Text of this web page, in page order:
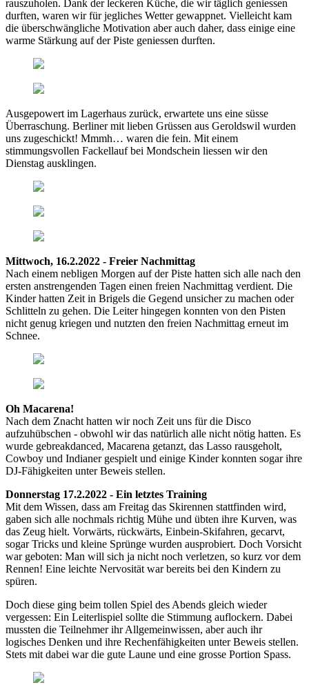
rauszuholen. Dank der leckeren Küche, die wir täglich geniessen
durften, waren wir für jegliches Wetter gewappnet. Vielleicht kam
die überschwängliche Motivation aber auch daher, dass einige eine
warme Stärkung auf der Piste geniessen durften.
Ausgepowert im Lagerhaus zurück, erwartete uns eine süsse
Überraschung. Berliner mit lieben Grüssen aus Geroldswil wurden
uns zugeschickt! Mmmh… waren die fein. Mit einem
stimmungsvollen Fackellauf bei Mondschein liessen wir den
Dienstag ausklingen.
Mittwoch, 16.2.2022 - Freier Nachmittag
Nach einem nebligen Morgen auf der Piste hatten sich alle nach den
ersten anstrengenden Tagen einen freien Nachmittag verdient. Die
Kinder hatten Zeit in Brigels die Gegend unsicher zu machen oder
Schlitteln zu gehen. Die Leiter hingegen konnten von den Pisten
nicht genug kriegen und nutzten den freien Nachmittag erneut im
Schnee.
Oh Macarena!
Nach dem Znacht hatten wir noch Zeit uns für die Disco
aufzuhübschen - obwohl wir das natürlich alle nicht nötig hatten. Es
wurde gebreakdanced, Macarena getanzt, das Lasso rausgeholt,
Cowboy und Indianer gespielt und einige Kinder konnten sogar ihre
DJ-Fähigkeiten unter Beweis stellen.
Donnerstag 17.2.2022 - Ein letztes Training
Mit dem Wissen, dass am Freitag das Skirennen stattfinden wird,
gaben sich alle nochmals richtig Mühe und übten ihre Kurven, was
das Zeug hielt. Vorwärts, rückwärts, Einbein-Skifahren, gecarvt,
sogar Tricks und kleine Sprünge wurden ausprobiert. Doch Vorsicht
war geboten: Man will sich ja nicht noch verletzen, so kurz vor dem
Rennen! Eine leichte Nervosität war bereits bei den Kindern zu
spüren.
Doch diese ging beim tollen Spiel des Abends gleich wieder
vergessen: Ein Leiterlispiel sollte die Stimmung auflockern. Dabei
mussten die Teilnehmer ihr Allgemeinwissen, aber auch ihr
logisches Denken und ihre Rechenfähigkeiten unter Beweis stellen.
Stets mit dabei war die gute Laune und eine grosse Portion Spass.